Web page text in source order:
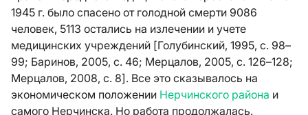
1945 г. было спасено от голодной смерти 9086
человек, 5113 остались на излечении и учете
медицинских учреждений [Голубинский, 1995, с. 98–
99; Баринов, 2005, с. 46; Мерцалов, 2005, с. 126–128;
Мерцалов, 2008, с. 8]. Все это сказывалось на
экономическом положении Нерчинского района и
самого Нерчинска. Но работа продолжалась.